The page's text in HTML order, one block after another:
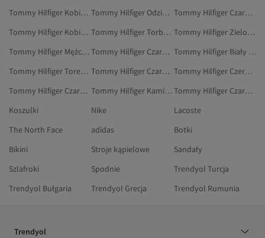
Tommy Hilfiger Kobiety Odzież Sportowa
Tommy Hilfiger Odzież Outdoorowa
Tommy Hilfiger Czarny Szaliki
Tommy Hilfiger Kobiety Odzież Outdoorowa
Tommy Hilfiger Torby Listonoszki
Tommy Hilfiger Zielony Odzież Sportowa
Tommy Hilfiger Mężczyźni Rękawiczki
Tommy Hilfiger Czarny Szaliki I Szale
Tommy Hilfiger Biały Zestawy Piżamowe
Tommy Hilfiger Torebki Na Ramię
Tommy Hilfiger Czarny Dresy
Tommy Hilfiger Czerwony Bielizna I Piżamy
Tommy Hilfiger Czarny Torebki Na Ramię
Tommy Hilfiger Kamizelki Z Dzianiny
Tommy Hilfiger Czarny Rękawiczki
Koszulki
Nike
Lacoste
The North Face
adidas
Botki
Bikini
Stroje kąpielowe
Sandały
Szlafroki
Spodnie
Trendyol Turcja
Trendyol Bułgaria
Trendyol Grecja Trendyol Rumunia
Trendyol